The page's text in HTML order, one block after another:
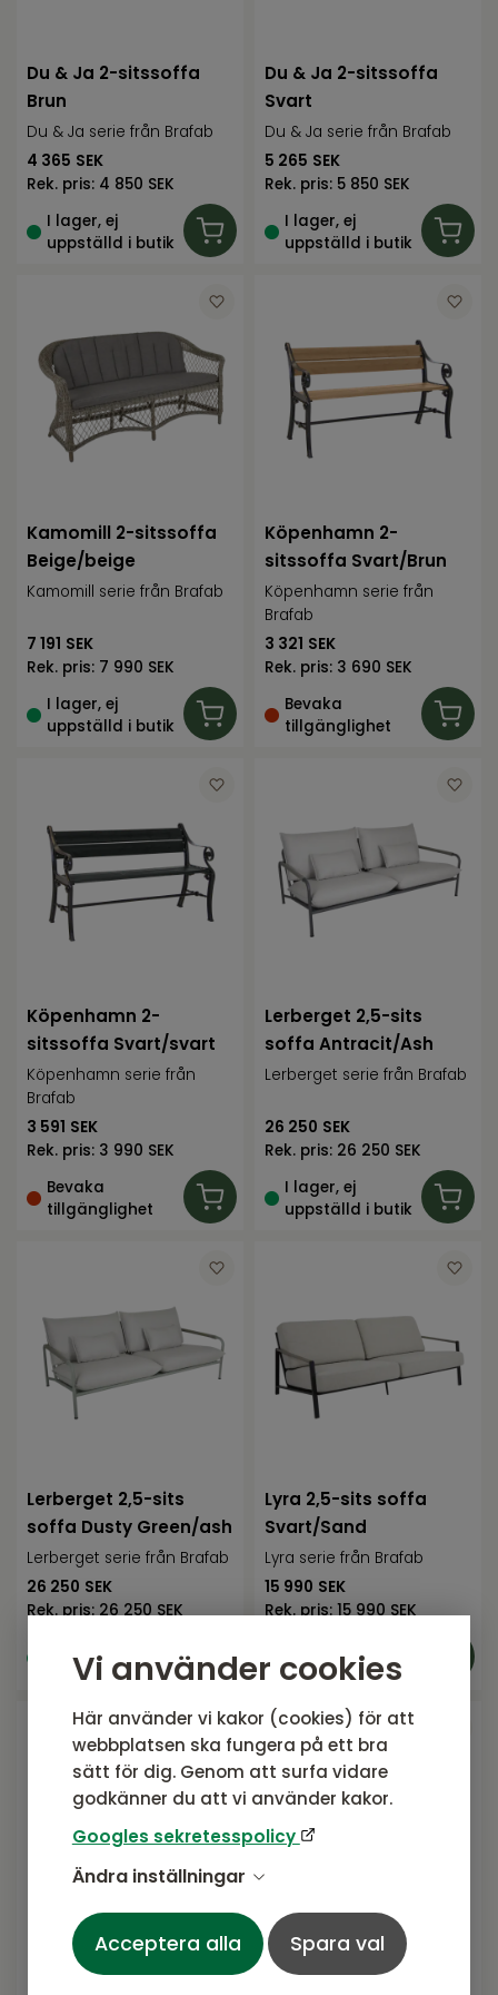
Vi använder cookies
Här använder vi kakor (cookies) för att
webbplatsen ska fungera på ett bra
sätt för dig. Genom att surfa vidare
godkänner du att vi använder kakor.
Googles sekretesspolicy
Ändra inställningar
Acceptera alla Spara val
Du & Ja 2-sitssoffa
Brun
Du & Ja serie från Brafab
4 365 SEK
Rek. pris: 4 850 SEK
I lager, ej
uppställd i butik
Du & Ja 2-sitssoffa
Svart
Du & Ja serie från Brafab
5 265 SEK
Rek. pris: 5 850 SEK
I lager, ej
uppställd i butik
Kamomill 2-sitssoffa
Beige/beige
Kamomill serie från Brafab
7 191 SEK
Rek. pris: 7 990 SEK
I lager, ej
uppställd i butik
Köpenhamn 2-
sitssoffa Svart/Brun
Köpenhamn serie från
Brafab
3 321 SEK
Rek. pris: 3 690 SEK
Bevaka
tillgänglighet
Köpenhamn 2-
sitssoffa Svart/svart
Köpenhamn serie från
Brafab
3 591 SEK
Rek. pris: 3 990 SEK
Bevaka
tillgänglighet
Lerberget 2,5-sits
soffa Antracit/Ash
Lerberget serie från Brafab
26 250 SEK
Rek. pris: 26 250 SEK
I lager, ej
uppställd i butik
Lerberget 2,5-sits
soffa Dusty Green/ash
Lerberget serie från Brafab
26 250 SEK
Rek. pris: 26 250 SEK
uppställd i butik
Lyra 2,5-sits soffa
Svart/Sand
Lyra serie från Brafab
15 990 SEK
Rek. pris: 15 990 SEK
uppställd i butik
Motty 2-sitssoffa
Motty 2-sitssoffa